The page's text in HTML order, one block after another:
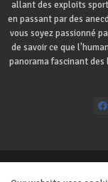
allant des exploits
en passant par des
vous soyez passionné
de savoir ce que
panorama fascinant